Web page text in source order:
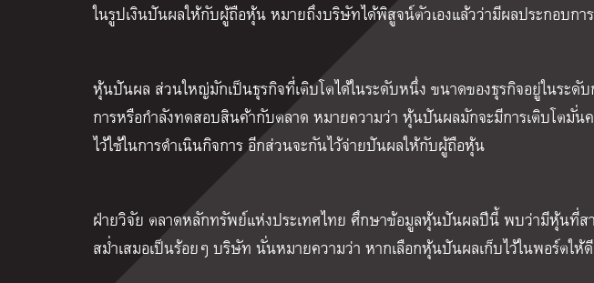
ในรูปเงินปันผลให้กับผู้ถือหุ้น หมายถึงบริษัทได้พิสูจน์ตัวเองแล้วว่ามีผลประกอบกา
หุ้นปันผล ส่วนใหญ่มักเป็นธุรกิจที่เติบโตได้ในระดับหนึ่ง ขนาดของธุรกิจอยู่ในระดับ
การหรือกำลังทดสอบสินค้ากับตลาด หมายความว่า หุ้นปันผลมักจะมีการเติบโตมั่น
ไว้ใช้ในการดำเนินกิจการ อีกส่วนจะกันไว้จ่ายปันผลให้กับผู้ถือหุ้น
ฝ่ายวิจัย ตลาดหลักทรัพย์แห่งประเทศไทย ศึกษาข้อมูลหุ้นปันผลปีนี้ พบว่ามีหุ้นที่ส
สม่ำเสมอเป็นร้อยๆ บริษัท นั่นหมายความว่า หากเลือกหุ้นปันผลเก็บไว้ในพอร์ตให้